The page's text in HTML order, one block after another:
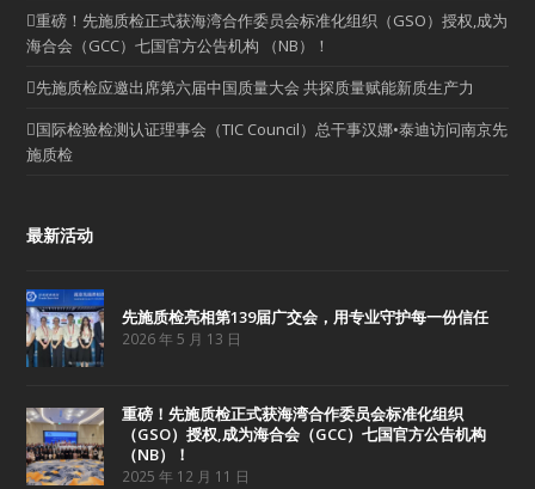
重磅！先施质检正式获海湾合作委员会标准化组织（GSO）授权,成为
海合会（GCC）七国官方公告机构 （NB）！
先施质检应邀出席第六届中国质量大会 共探质量赋能新质生产力
国际检验检测认证理事会（TIC Council）总干事汉娜•泰迪访问南京先
施质检
最新活动
先施质检亮相第139届广交会，用专业守护每一份信任
2026 年 5 月 13 日
重磅！先施质检正式获海湾合作委员会标准化组织
（GSO）授权,成为海合会（GCC）七国官方公告机构
（NB）！
2025 年 12 月 11 日